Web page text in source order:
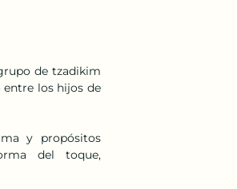
de tzadikim
entre los hijos de
y  propósitos
del  toque,